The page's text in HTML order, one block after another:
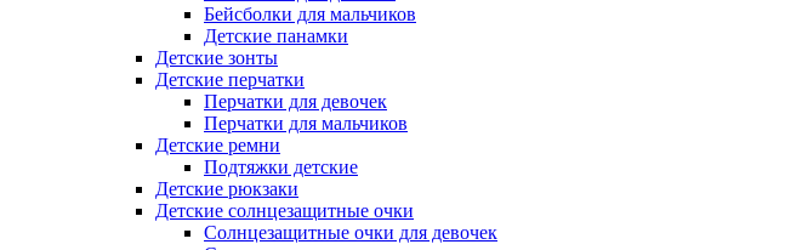
Бейсболки для мальчиков
Детские панамки
Детские зонты
Детские перчатки
Перчатки для девочек
Перчатки для мальчиков
Детские ремни
Подтяжки детские
Детские рюкзаки
Детские солнцезащитные очки
Солнцезащитные очки для девочек